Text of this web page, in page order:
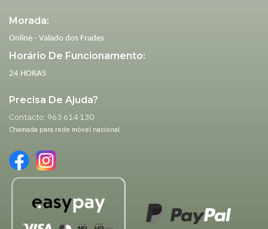
Morada:
Online - Valado dos Frades
Horário De Funcionamento:
24 HORAS
Precisa De Ajuda?
Contacto: 963 614 130
Chamada para rede móvel nacional